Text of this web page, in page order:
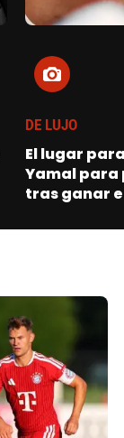
DE LUJO
El lugar
Yamal para
tras ganar